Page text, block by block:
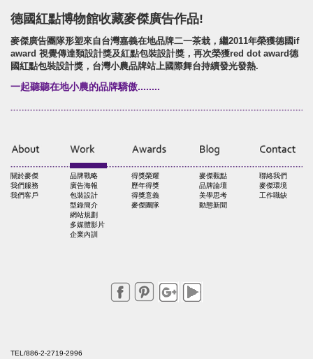
德國紅點博物館收藏麥傑廣告作品!
麥傑廣告團隊形塑來自台灣嘉義在地品牌二一茶栽，繼2011年榮獲德國if
award 視覺傳達類設計獎及紅點包裝設計獎，再次榮獲red dot award德
國紅點包裝設計獎，台灣小農品牌站上國際舞台持續發光發熱.
一起聽聽在地小農的品牌驕傲........
關於麥傑
我們服務
我們客戶
品牌戰略
廣告海報
包裝設計
型錄簡介
網站規劃
多媒體影片
企業內訓
得獎榮耀
歷年得獎
得獎意義
麥傑團隊
麥傑觀點
品牌論壇
美學思考
動態新聞
聯絡我們
麥傑環境
工作職缺
TEL/886-2-2719-2996